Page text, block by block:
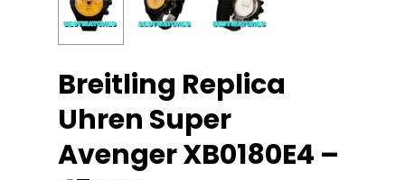
Breitling Replica
Uhren Super
Avenger XB0180E4 –